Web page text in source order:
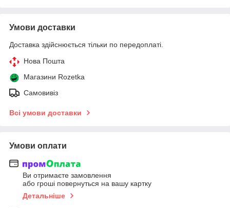
Умови доставки
Доставка здійснюється тільки по передоплаті.
Нова Пошта
Магазини Rozetka
Самовивіз
Всі умови доставки
Умови оплати
Ви отримаєте замовлення
або гроші повернуться на вашу картку
Детальніше